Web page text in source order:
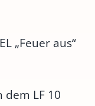
„Feuer aus“
LF 10